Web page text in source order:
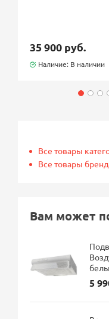
35 900 руб.
Наличие: В наличии
Все товары
Все товары
Вам может
5